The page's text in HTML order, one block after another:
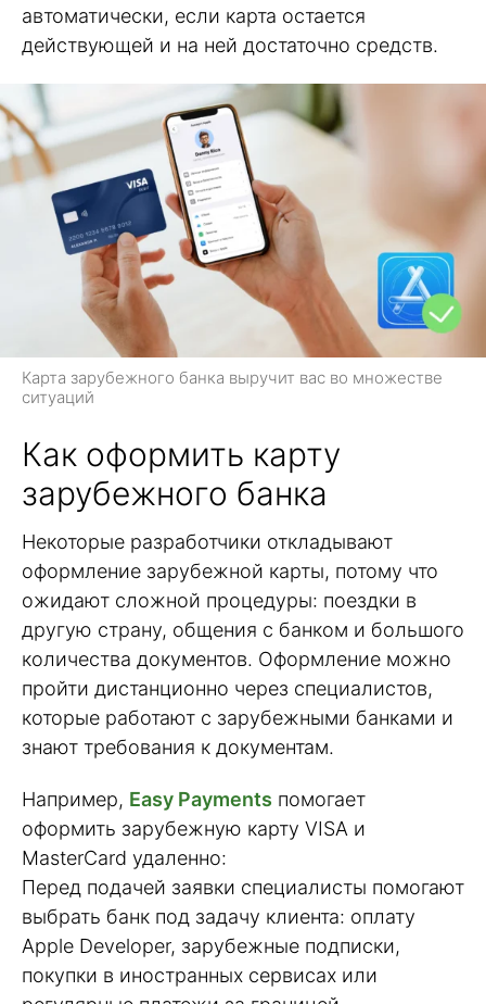
автоматически, если карта остается
действующей и на ней достаточно средств.
Карта зарубежного банка выручит вас во множестве
ситуаций
Как оформить карту
зарубежного банка
Некоторые разработчики откладывают
оформление зарубежной карты, потому что
ожидают сложной процедуры: поездки в
другую страну, общения с банком и большого
количества документов. Оформление можно
пройти дистанционно через специалистов,
которые работают с зарубежными банками и
знают требования к документам.
Например, Easy Payments помогает
оформить зарубежную карту VISA и
MasterCard удаленно:
Перед подачей заявки специалисты помогают
выбрать банк под задачу клиента: оплату
Apple Developer, зарубежные подписки,
покупки в иностранных сервисах или